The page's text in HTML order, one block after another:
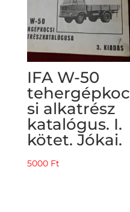
IFA W-50
tehergépkoc
si alkatrész
katalógus. I.
kötet. Jókai.
5000 Ft